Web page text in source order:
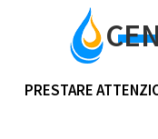
PRESTARE